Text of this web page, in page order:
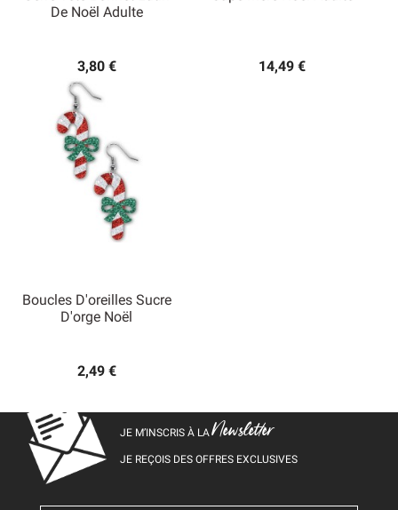
De Noël Adulte
3,80 € 14,49 €
Boucles D'oreilles Sucre
D'orge Noël
2,49 €
JE M’INSCRIS À LANewsletter
JE REÇOIS DES OFFRES EXCLUSIVES